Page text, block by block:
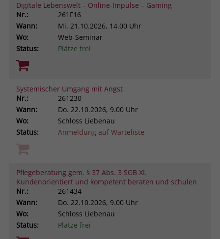
Digitale Lebenswelt – Online-Impulse – Gaming
Nr.:
261F16
Wann:
Mi. 21.10.2026, 14.00 Uhr
Wo:
Web-Seminar
Status:
Plätze frei
Systemischer Umgang mit Angst
Nr.:
261230
Wann:
Do. 22.10.2026, 9.00 Uhr
Wo:
Schloss Liebenau
Status:
Anmeldung auf Warteliste
Pflegeberatung gem. § 37 Abs. 3 SGB XI.
Kundenorientiert und kompetent beraten und schulen
Nr.:
261434
Wann:
Do. 22.10.2026, 9.00 Uhr
Wo:
Schloss Liebenau
Status:
Plätze frei